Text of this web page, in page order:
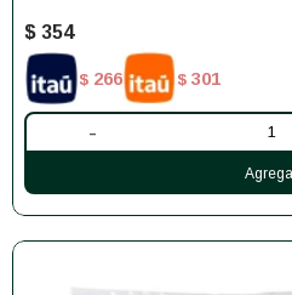
$ 354
$ 266 $ 301
-